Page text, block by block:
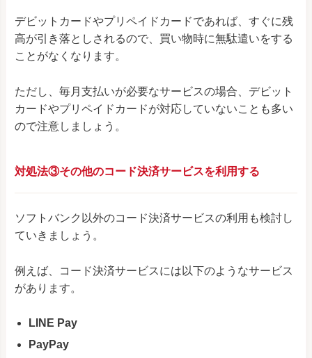
デビットカードやプリペイドカードであれば、すぐに残
高が引き落としされるので、買い物時に無駄遣いをする
ことがなくなります。
ただし、毎月支払いが必要なサービスの場合、デビット
カードやプリペイドカードが対応していないことも多い
ので注意しましょう。
対処法③その他のコード決済サービスを利用する
ソフトバンク以外のコード決済サービスの利用も検討し
ていきましょう。
例えば、コード決済サービスには以下のようなサービス
があります。
LINE Pay
PayPay